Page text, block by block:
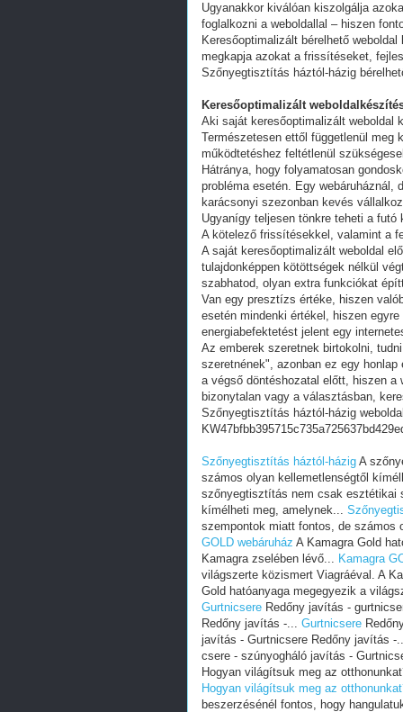
Ugyanakkor kiválóan kiszolgálja
foglalkozni a weboldallal – hiszen
Keresőoptimalizált bérelhető
megkapja azokat a frissítéseket,
Szőnyegtisztítás háztól-házig
Keresőoptimalizált
Aki saját keresőoptimalizált weboldal
Természetesen ettől függetlenül meg
működtetéshez feltétlenül
Hátránya, hogy folyamatosan
probléma esetén. Egy webáruháznál,
karácsonyi szezonban kevés
Ugyanígy teljesen tönkre teheti a futó
A kötelező frissítésekkel, valamint a
A saját keresőoptimalizált weboldal
tulajdonképpen kötöttségek nélkül
szabhatod, olyan extra funkciókat
Van egy presztízs értéke, hiszen
esetén mindenki értékel, hiszen
energiabefektetést jelent egy
Az emberek szeretnek birtokolni,
szeretnének", azonban ez egy
a végső döntéshozatal előtt, hiszen a
bizonytalan vagy a választásban,
Szőnyegtisztítás háztól-házig
Szőnyegtisztítás háztól-házig A
számos olyan kellemetlenségtől
szőnyegtisztítás nem csak esztétikai
kímélheti meg, amelynek...
szempontok miatt fontos, de számos
GOLD webáruház A Kamagra Gold
Kamagra zselében lévő... Kamagra
világszerte közismert Viagráéval. A
Gold hatóanyaga megegyezik a
Gurtnicsere Redőny javítás -
Redőny javítás -... Gurtnicsere
javítás - Gurtnicsere Redőny javítás -
csere - szúnyogháló javítás -
Hogyan világítsuk meg az
Hogyan világítsuk meg az
beszerzésénél fontos, hogy